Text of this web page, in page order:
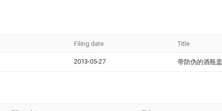
Filing date Title
2013-05-27 带防伪的酒瓶盖